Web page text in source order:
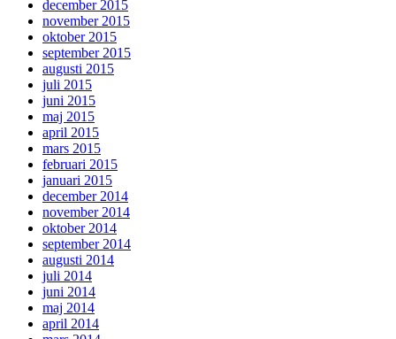
december 2015
november 2015
oktober 2015
september 2015
augusti 2015
juli 2015
juni 2015
maj 2015
april 2015
mars 2015
februari 2015
januari 2015
december 2014
november 2014
oktober 2014
september 2014
augusti 2014
juli 2014
juni 2014
maj 2014
april 2014